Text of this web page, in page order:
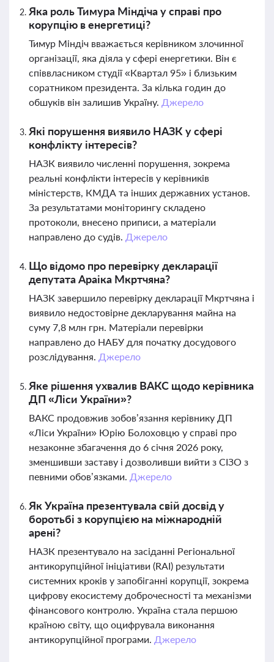
Яка роль Тимура Міндіча у справі про
корупцію в енергетиці?
Тимур Міндіч вважається керівником злочинної
організації, яка діяла у сфері енергетики. Він є
співвласником студії «Квартал 95» і близьким
соратником президента. За кілька годин до
обшуків він залишив Україну. Джерело
Які порушення виявило НАЗК у сфері
конфлікту інтересів?
НАЗК виявило численні порушення, зокрема
реальні конфлікти інтересів у керівників
міністерств, КМДА та інших державних установ.
За результатами моніторингу складено
протоколи, внесено приписи, а матеріали
направлено до судів. Джерело
Що відомо про перевірку декларації
депутата Араіка Мкртчяна?
НАЗК завершило перевірку декларації Мкртчяна і
виявило недостовірне декларування майна на
суму 7,8 млн грн. Матеріали перевірки
направлено до НАБУ для початку досудового
розслідування. Джерело
Яке рішення ухвалив ВАКС щодо керівника
ДП «Ліси України»?
ВАКС продовжив зобов’язання керівнику ДП
«Ліси України» Юрію Болоховцю у справі про
незаконне збагачення до 6 січня 2026 року,
зменшивши заставу і дозволивши вийти з СІЗО з
певними обов’язками. Джерело
Як Україна презентувала свій досвід у
боротьбі з корупцією на міжнародній
арені?
НАЗК презентувало на засіданні Регіональної
антикорупційної ініціативи (RAI) результати
системних кроків у запобіганні корупції, зокрема
цифрову екосистему доброчесності та механізми
фінансового контролю. Україна стала першою
країною світу, що оцифрувала виконання
антикорупційної програми. Джерело